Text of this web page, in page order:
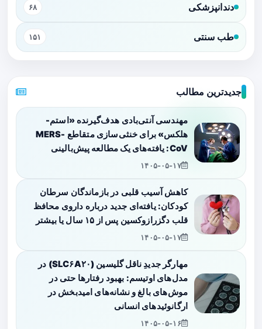
دندانپزشکی ۶۸
طب سنتی ۱۵۱
جدیدترین مطالب
مهندسی آنتی‌بادی هدف‌گیرنده «استم-
هلکس» برای خنثی‌سازی متقاطع MERS-
CoV: یافته‌های یک مطالعه پیش‌بالینی
۱۴۰۵-۰۵-۱۷
کاهش آسیب قلبی در بازماندگان سرطان
کودکان: یافته‌ای جدید درباره داروی محافظ
قلب دگزرازوکسین پس از ۱۵ سال یا بیشتر
۱۴۰۵-۰۵-۱۷
مهارگر جدیدِ ناقل گلیسین (SLC۶A۲۰) در
مدل‌های اوتیسم: بهبود رفتارها حتی در
موش‌های بالغ و نشانه‌های امیدبخش در
ارگانوئیدهای انسانی
۱۴۰۵-۰۵-۱۶